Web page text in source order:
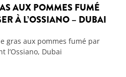
AUX POMMES FUMÉ
À L’OSSIANO – DUBAI
gras aux pommes fumé par
l’Ossiano, Dubai